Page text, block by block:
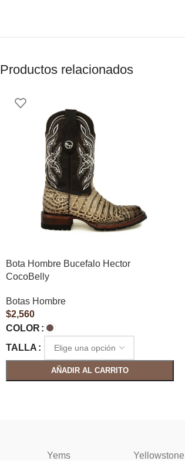
Productos relacionados
Bota Hombre Bucefalo Hector
CocoBelly
Botas Hombre
$2,560
COLOR
TALLA
AÑADIR AL CARRITO
Yems Yellowstone